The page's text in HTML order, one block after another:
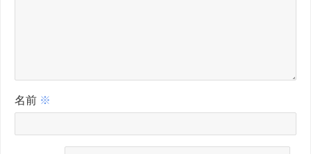
名前 ※